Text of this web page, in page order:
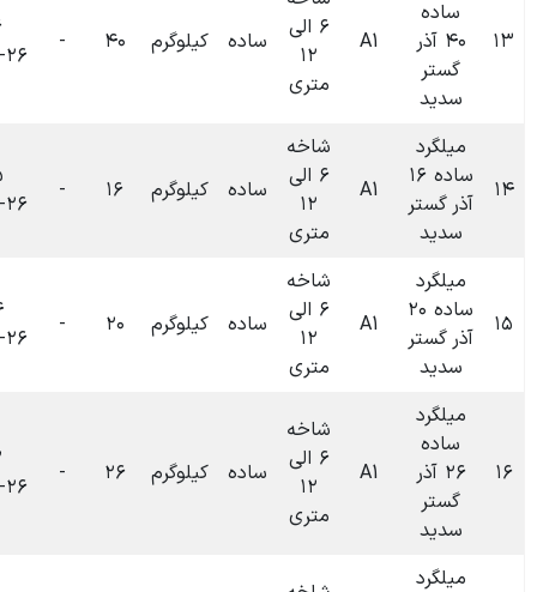
۶ الی
۱۲
ساده کیلوگرم ۴۰ -
۰۹:۳۶
۱۴۰۴-۰۶-۲۶
تومان
۶ الی
۱۲
ساده کیلوگرم ۱۶ -
۰۹:۳۵
۱۴۰۴-۰۶-۲۶
تومان
۶ الی
۱۲
ساده کیلوگرم ۲۰ -
۰۹:۳۴
۱۴۰۴-۰۶-۲۶
تومان
۶ الی
۱۲
ساده کیلوگرم ۲۶ -
۰۹:۳۲
۱۴۰۴-۰۶-۲۶
تومان